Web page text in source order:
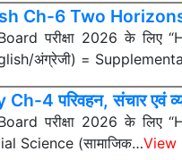
Ch-6 Two
परीक्षा 2026 के लिए
अंग्रेजी) =
4 परिवहन, संचार एवं
परीक्षा 2026 के लिए
Science (सामाजिक…View